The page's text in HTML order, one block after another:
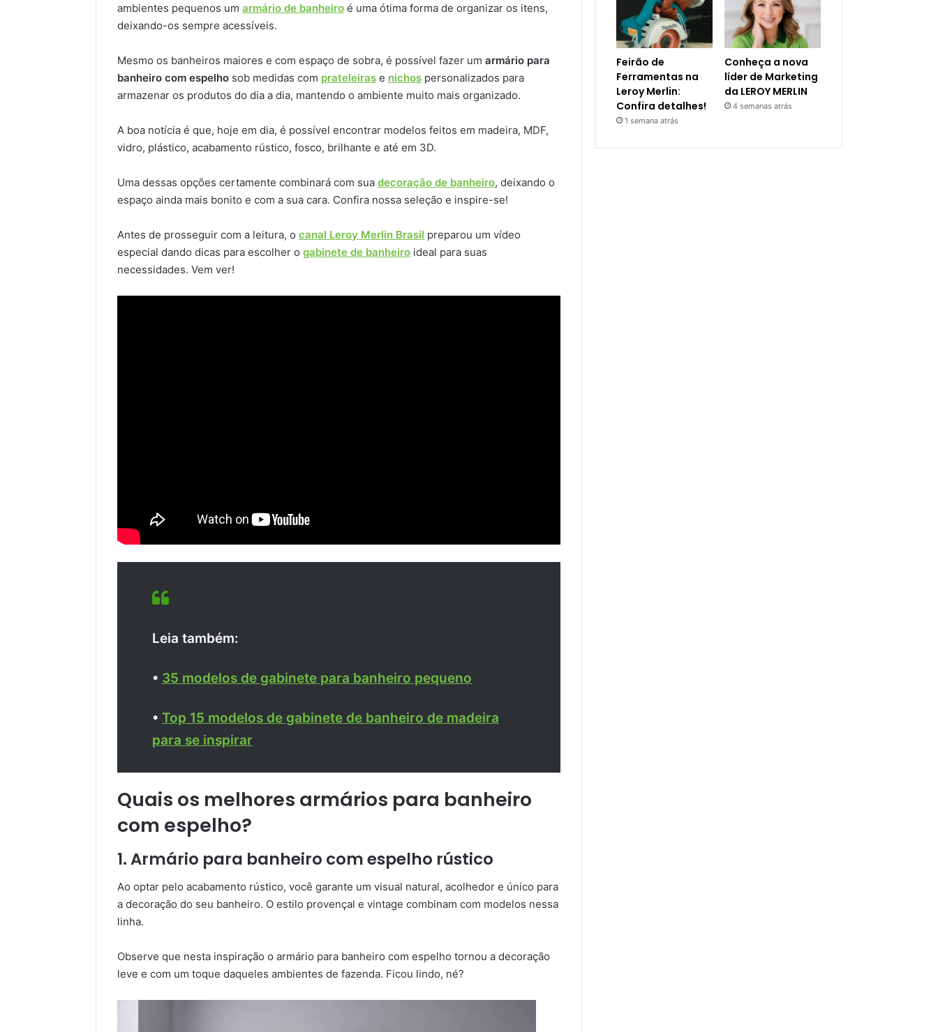
ambientes pequenos um armário de banheiro é uma ótima forma de organizar os itens,
deixando-os sempre acessíveis.
Mesmo os banheiros maiores e com espaço de sobra, é possível fazer um armário para
banheiro com espelho sob medidas com prateleiras e nichos personalizados para
armazenar os produtos do dia a dia, mantendo o ambiente muito mais organizado.
A boa notícia é que, hoje em dia, é possível encontrar modelos feitos em madeira, MDF,
vidro, plástico, acabamento rústico, fosco, brilhante e até em 3D.
Uma dessas opções certamente combinará com sua decoração de banheiro, deixando o
espaço ainda mais bonito e com a sua cara. Confira nossa seleção e inspire-se!
Antes de prosseguir com a leitura, o canal Leroy Merlin Brasil preparou um vídeo
especial dando dicas para escolher o gabinete de banheiro ideal para suas
necessidades. Vem ver!
Leia também:
• 35 modelos de gabinete para banheiro pequeno
• Top 15 modelos de gabinete de banheiro de madeira
para se inspirar
Quais os melhores armários para banheiro
com espelho?
1. Armário para banheiro com espelho rústico
Ao optar pelo acabamento rústico, você garante um visual natural, acolhedor e único para
a decoração do seu banheiro. O estilo provençal e vintage combinam com modelos nessa
linha.
Observe que nesta inspiração o armário para banheiro com espelho tornou a decoração
leve e com um toque daqueles ambientes de fazenda. Ficou lindo, né?
Feirão de
Ferramentas na
Leroy Merlin:
Confira detalhes!
1 semana atrás
Conheça a nova
líder de Marketing
da LEROY MERLIN
4 semanas atrás